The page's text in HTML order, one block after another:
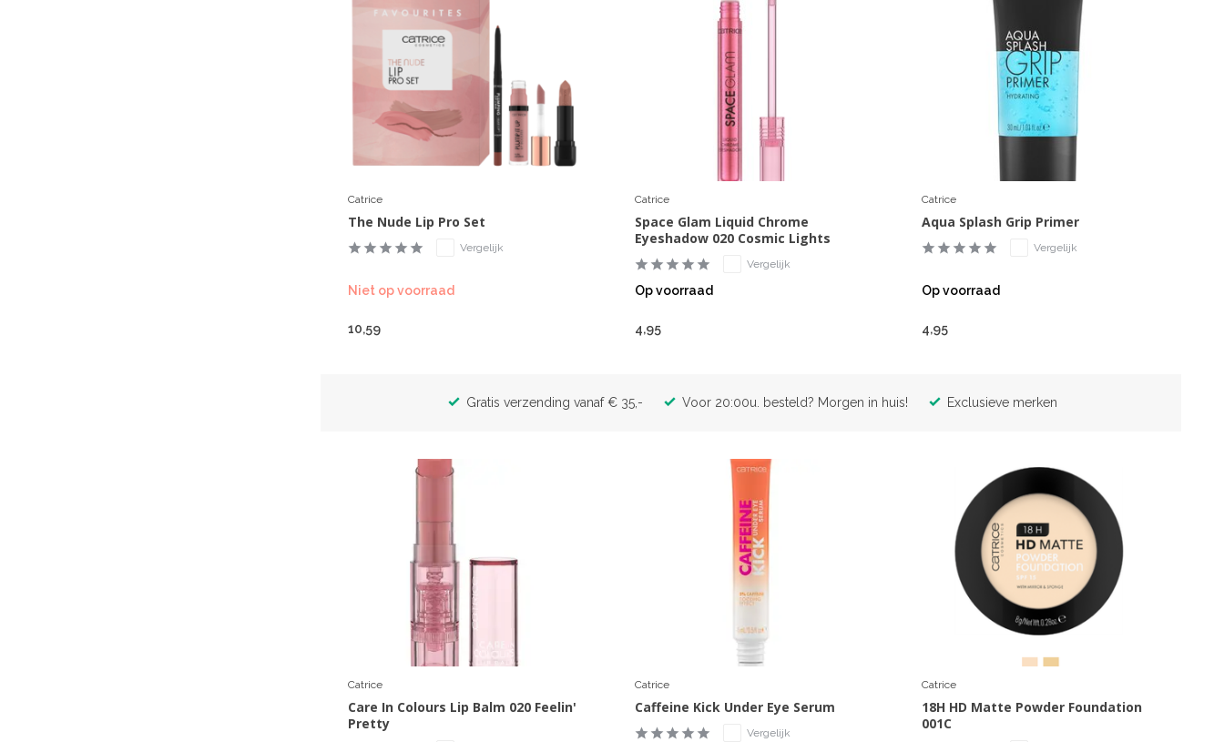
Catrice
The Nude Lip Pro Set
Vergelijk
Niet op voorraad
10,59
Catrice
Space Glam Liquid Chrome
Eyeshadow 020 Cosmic Lights
Vergelijk
Op voorraad
4,95
Catrice
Aqua Splash Grip Primer
Vergelijk
Op voorraad
4,95
Gratis verzending vanaf € 35,- Voor 20:00u. besteld? Morgen in huis! Exclusieve merken
Catrice
Care In Colours Lip Balm 020 Feelin'
Pretty
Catrice
Caffeine Kick Under Eye Serum
Vergelijk
Catrice
18H HD Matte Powder Foundation
001C